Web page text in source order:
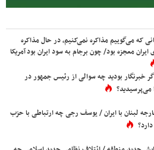
که می‌گوییم مذاکره نمی‌کنیم، در حال مذاکره
معجزه بود/ چون برجام به سود ایران بود آمریکا
خبرنگار بودید چه سوالی از رئیس جمهور در
لبنان با ایران / یوسف رجی چه ارتباطی با حزب